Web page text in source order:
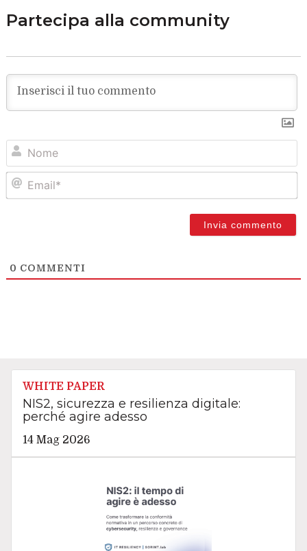
Partecipa alla community
0 COMMENTI
WHITE PAPER
NIS2, sicurezza e resilienza digitale:
perché agire adesso
14 Mag 2026